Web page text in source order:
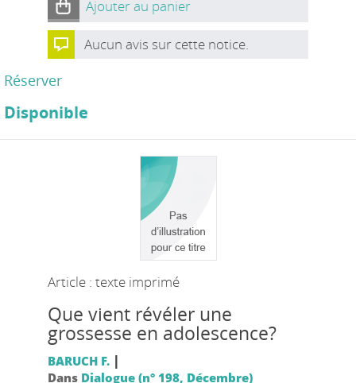
Ajouter au panier
Aucun avis sur cette notice.
Réserver
Disponible
Article : texte imprimé
Que vient révéler une
grossesse en adolescence?
BARUCH F. |
Dans Dialogue (n° 198, Décembre)